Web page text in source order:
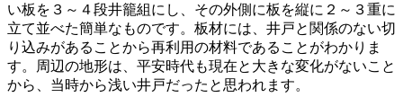
い板を３～４段井籠組にし、その外側に板を縦に２～３重に
立て並べた簡単なものです。板材には、井戸と関係のない切
り込みがあることから再利用の材料であることがわかりま
す。周辺の地形は、平安時代も現在と大きな変化がないこと
から、当時から浅い井戸だったと思われます。